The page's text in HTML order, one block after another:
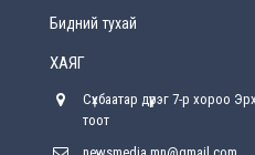
хүрсэн
Бидний тухай
ХАЯГ
Сүхбаатар дүүрэг 7-р хороо
тоот
newsmedia.mn@gmail.com